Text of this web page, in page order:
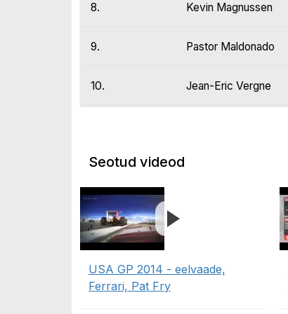
8. Kevin Magnussen
9. Pastor Maldonado
10. Jean-Eric Vergne
Seotud videod
USA GP 2014 - eelvaade,
Ferrari, Pat Fry